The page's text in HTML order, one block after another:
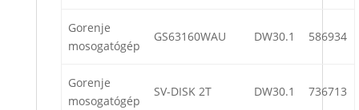
Gorenje
mosogatógép
GS63160WAU DW30.1 586934
Gorenje
mosogatógép
SV-DISK 2T DW30.1 736713